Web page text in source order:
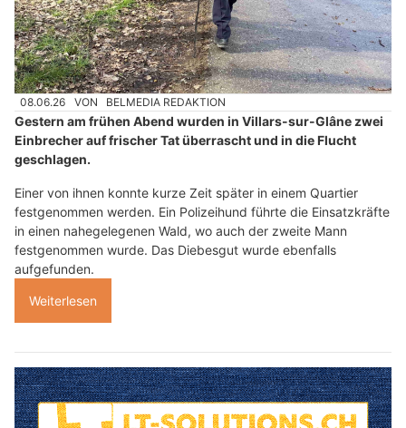
08.06.26 VON BELMEDIA REDAKTION
Gestern am frühen Abend wurden in Villars-sur-Glâne zwei
Einbrecher auf frischer Tat überrascht und in die Flucht
geschlagen.
Einer von ihnen konnte kurze Zeit später in einem Quartier
festgenommen werden. Ein Polizeihund führte die Einsatzkräfte
in einen nahegelegenen Wald, wo auch der zweite Mann
festgenommen wurde. Das Diebesgut wurde ebenfalls
aufgefunden.
Weiterlesen